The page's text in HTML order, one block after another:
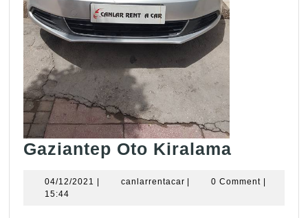
Gaziantep Oto Kiralama
04/12/2021 04/12/2021canlarrentacarcanlarrentacar
0 Comment
15:44